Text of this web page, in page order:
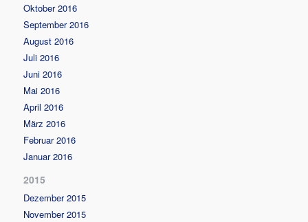
Oktober 2016
September 2016
August 2016
Juli 2016
Juni 2016
Mai 2016
April 2016
März 2016
Februar 2016
Januar 2016
2015
Dezember 2015
November 2015